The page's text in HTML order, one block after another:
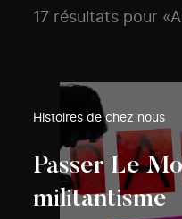
17 résultats pour
Histoires de chez nous
Passer Le
militantisme